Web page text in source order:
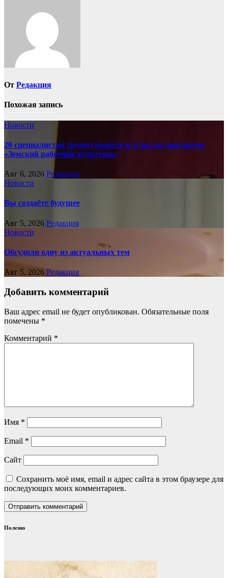
От Редакция
Похожая запись
Новости
20 специалистов трудоустроятся в сёлах по программе
«Земский работник культуры»
Авг 6, 2026 Редакция
Новости
Вы создаёте будущее
Авг 5, 2026 Редакция
Новости
Обсудили одну из актуальных тем
Авг 5, 2026 Редакция
Добавить комментарий
Ваш адрес email не будет опубликован. Обязательные поля
помечены *
Комментарий *
Имя *
Email *
Сайт
Сохранить моё имя, email и адрес сайта в этом браузере для
последующих моих комментариев.
Полезно